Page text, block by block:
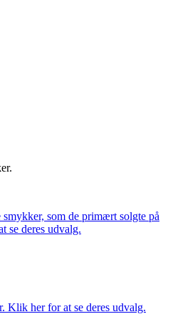
som de primært solgte på
se deres udvalg.
Klik her for at se deres udvalg.